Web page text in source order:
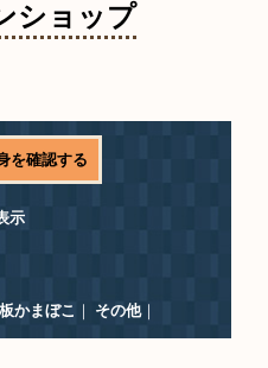
ショップ
を確認する
示
板かまぼこ ｜ その他｜